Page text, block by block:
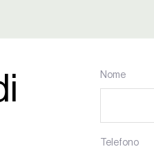
Nome
Telefono